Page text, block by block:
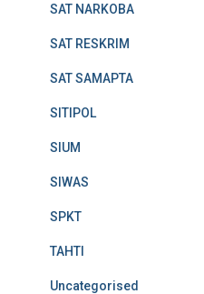
SAT NARKOBA
SAT RESKRIM
SAT SAMAPTA
SITIPOL
SIUM
SIWAS
SPKT
TAHTI
Uncategorised